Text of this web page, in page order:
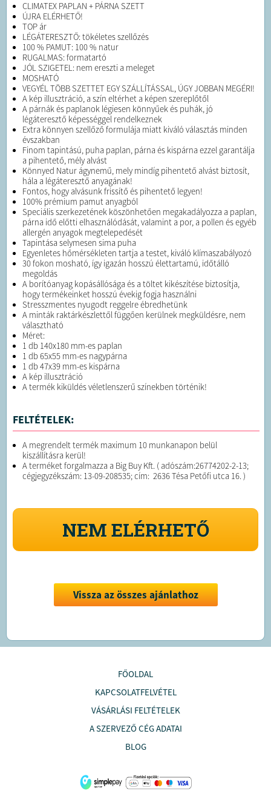
CLIMATEX PAPLAN + PÁRNA SZETT
ÚJRA ELÉRHETŐ!
TOP ár
LÉGÁTERESZTŐ: tökéletes szellőzés
100 % PAMUT: 100 % natur
RUGALMAS: formatartó
JÓL SZIGETEL: nem ereszti a meleget
MOSHATÓ
VEGYÉL TÖBB SZETTET EGY SZÁLLÍTÁSSAL, ÚGY JOBBAN MEGÉRI!
A kép illusztráció, a szín eltérhet a képen szereplőtől
A párnák és paplanok légiesen könnyűek és puhák, jó
légáteresztő képességgel rendelkeznek
Extra könnyen szellőző formulája miatt kiváló választás minden
évszakban
Finom tapintású, puha paplan, párna és kispárna ezzel garantálja
a pihentető, mély alvást
Könnyed Natur ágynemű, mely mindíg pihentető alvást biztosít,
hála a légáteresztő anyagának!
Fontos, hogy alvásunk frissítő és pihentető legyen!
100% prémium pamut anyagból
Speciális szerkezetének köszönhetően megakadályozza a paplan,
párna idő előtti elhasználódását, valamint a por, a pollen és egyéb
allergén anyagok megtelepedését
Tapintása selymesen sima puha
Egyenletes hőmérsékleten tartja a testet, kiváló klímaszabályozó
30 fokon mosható, így igazán hosszú élettartamú, időtálló
megoldás
A borítóanyag kopásállósága és a töltet kikészítése biztosítja,
hogy termékeinket hosszú évekig fogja használni
Stresszmentes nyugodt reggelre ébredhetünk
A minták raktárkészlettől függően kerülnek megküldésre, nem
választható
Méret:
1 db 140x180 mm-es paplan
1 db 65x55 mm-es nagypárna
1 db 47x39 mm-es kispárna
A kép illusztráció
A termék kiküldés véletlenszerű színekben történik!
FELTÉTELEK:
A megrendelt termék maximum 10 munkanapon belül
kiszállításra kerül!
A terméket forgalmazza a Big Buy Kft. ( adószám:26774202-2-13;
cégjegyzékszám: 13-09-208535; cím: 2636 Tésa Petőfi utca 16. )
NEM ELÉRHETŐ
Vissza az összes ajánlathoz
FŐOLDAL
KAPCSOLATFELVÉTEL
VÁSÁRLÁSI FELTÉTELEK
A SZERVEZŐ CÉG ADATAI
BLOG